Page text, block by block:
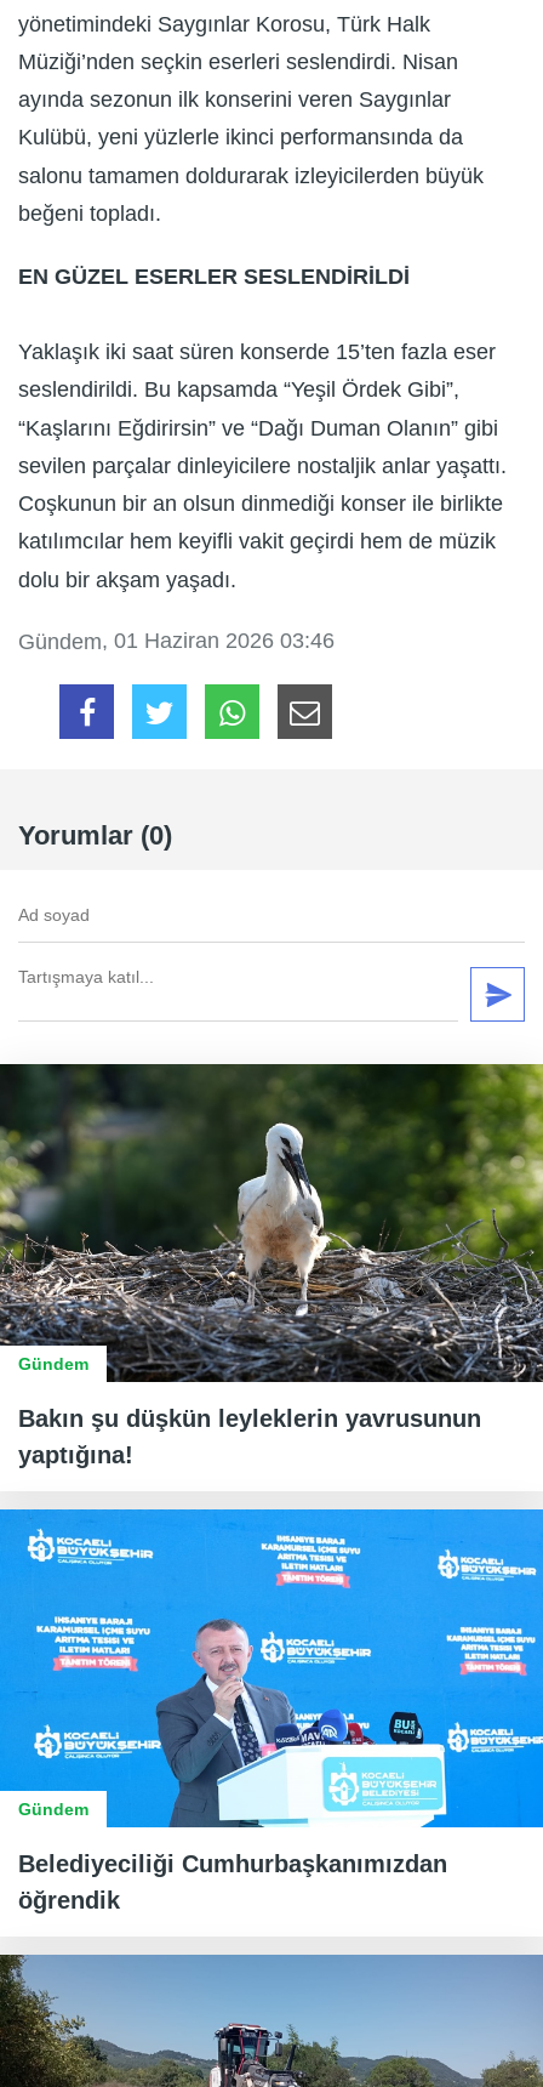
yönetimindeki Saygınlar Korosu, Türk Halk
Müziği’nden seçkin eserleri seslendirdi. Nisan
ayında sezonun ilk konserini veren Saygınlar
Kulübü, yeni yüzlerle ikinci performansında da
salonu tamamen doldurarak izleyicilerden büyük
beğeni topladı.
EN GÜZEL ESERLER SESLENDİRİLDİ
Yaklaşık iki saat süren konserde 15’ten fazla eser
seslendirildi. Bu kapsamda “Yeşil Ördek Gibi”,
“Kaşlarını Eğdirirsin” ve “Dağı Duman Olanın” gibi
sevilen parçalar dinleyicilere nostaljik anlar yaşattı.
Coşkunun bir an olsun dinmediği konser ile birlikte
katılımcılar hem keyifli vakit geçirdi hem de müzik
dolu bir akşam yaşadı.
Gündem, 01 Haziran 2026 03:46
Yorumlar (0)
Gündem
Bakın şu düşkün leyleklerin yavrusunun
yaptığına!
Gündem
Belediyeciliği Cumhurbaşkanımızdan
öğrendik